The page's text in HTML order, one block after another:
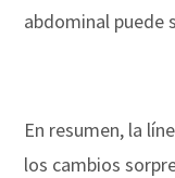
abdominal puede
En resumen, la
los cambios